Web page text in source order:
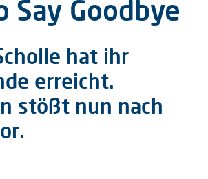
Say Goodbye
hat ihr
erreicht.
stößt nun nach